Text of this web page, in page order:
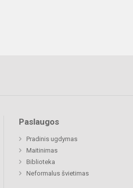
Paslaugos
Pradinis ugdymas
Maitinimas
Biblioteka
Neformalus švietimas